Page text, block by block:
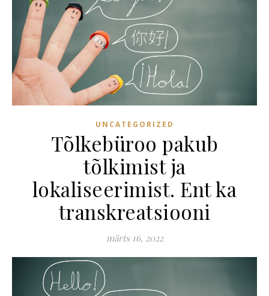
UNCATEGORIZED
Tõlkebüroo pakub
tõlkimist ja
lokaliseerimist. Ent ka
transkreatsiooni
märts 16, 2022